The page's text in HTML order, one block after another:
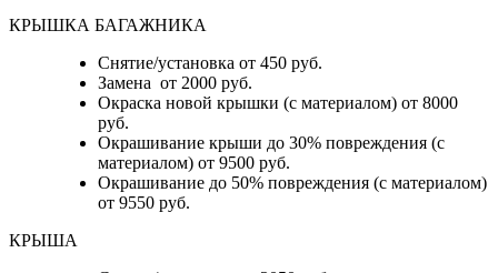
КРЫШКА БАГАЖНИКА
Снятие/установка от 450 руб.
Замена от 2000 руб.
Окраска новой крышки (с материалом) от 8000
руб.
Окрашивание крыши до 30% повреждения (с
материалом) от 9500 руб.
Окрашивание до 50% повреждения (с материалом)
от 9550 руб.
КРЫША